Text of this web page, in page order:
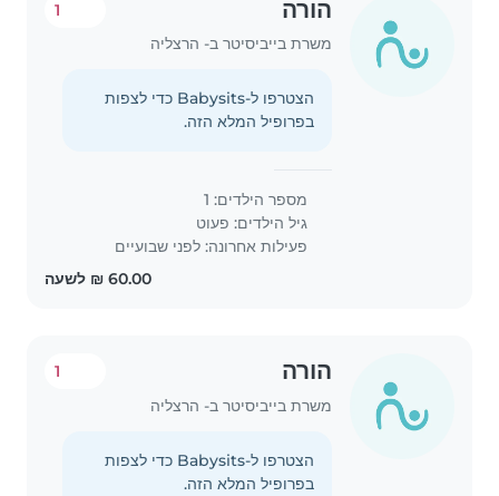
הורה
משרת בייביסיטר ב- הרצליה
1
הצטרפו ל-Babysits כדי לצפות
בפרופיל המלא הזה.
מספר הילדים: 1
גיל הילדים: פעוט
פעילות אחרונה: לפני שבועיים
הורה
משרת בייביסיטר ב- הרצליה
1
הצטרפו ל-Babysits כדי לצפות
בפרופיל המלא הזה.